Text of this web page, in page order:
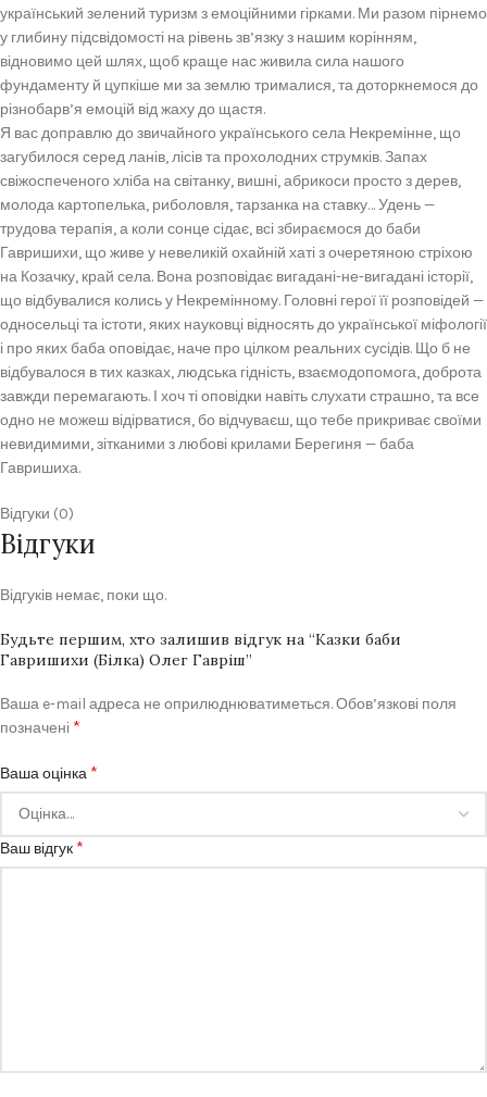
український зелений туризм з емоційними гірками. Ми разом пірнемо
у глибину підсвідомості на рівень зв’язку з нашим корінням,
відновимо цей шлях, щоб краще нас живила сила нашого
фундаменту й цупкіше ми за землю трималися, та доторкнемося до
різнобарв’я емоцій від жаху до щастя.
Я вас доправлю до звичайного українського села Некремінне, що
загубилося серед ланів, лісів та прохолодних струмків. Запах
свіжоспеченого хліба на світанку, вишні, абрикоси просто з дерев,
молода картопелька, риболовля, тарзанка на ставку… Удень —
трудова терапія, а коли сонце сідає, всі збираємося до баби
Гавришихи, що живе у невеликій охайній хаті з очеретяною стріхою
на Козачку, край села. Вона розповідає вигадані-не-вигадані історії,
що відбувалися колись у Некремінному. Головні герої її розповідей —
односельці та істоти, яких науковці відносять до української міфології
і про яких баба оповідає, наче про цілком реальних сусідів. Що б не
відбувалося в тих казках, людська гідність, взаємодопомога, доброта
завжди перемагають. І хоч ті оповідки навіть слухати страшно, та все
одно не можеш відірватися, бо відчуваєш, що тебе прикриває своїми
невидимими, зітканими з любові крилами Берегиня — баба
Гавришиха.
Відгуки (0)
Відгуки
Відгуків немає, поки що.
Будьте першим, хто залишив відгук на “Казки баби
Гавришихи (Білка) Олег Гавріш”
Ваша e-mail адреса не оприлюднюватиметься.Обов’язкові поля
позначені *
Ваша оцінка *
Ваш відгук *